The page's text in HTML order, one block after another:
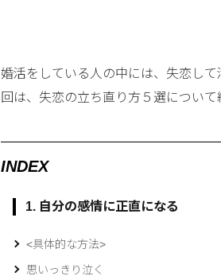
婚活をしている人の中には、失恋し
回は、失恋の立ち直り方５選について
INDEX
1. 自分の感情に正直になる
<具体的な方法>
思いっきり泣く